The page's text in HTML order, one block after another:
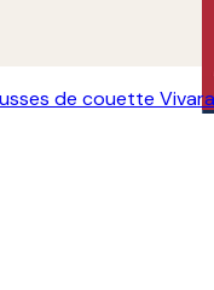
de couette